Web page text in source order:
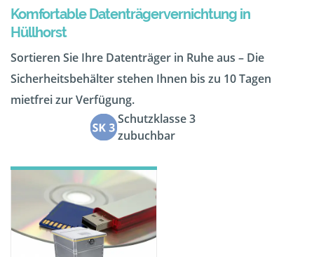
Komfortable Datenträgervernichtung in
Hüllhorst
Sortieren Sie Ihre Datenträger in Ruhe aus – Die
Sicherheitsbehälter stehen Ihnen bis zu 10 Tagen
mietfrei zur Verfügung.
Schutzklasse 3
zubuchbar